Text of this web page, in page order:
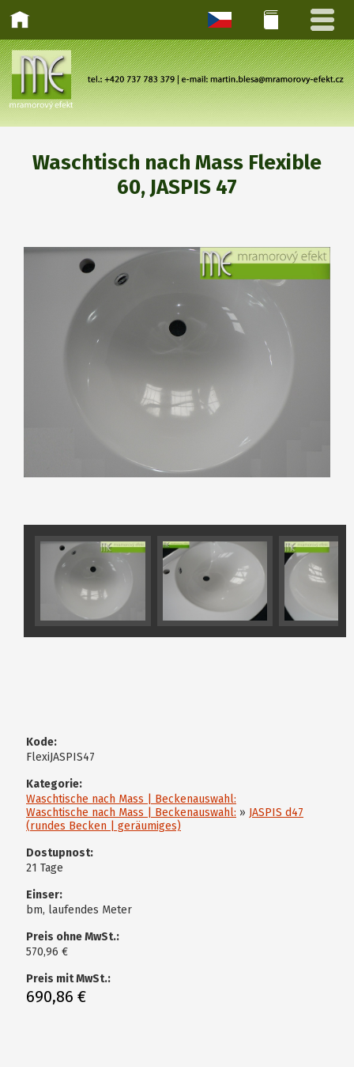
Waschtisch nach Mass Flexible
60, JASPIS 47
Kode:
FlexiJASPIS47
Kategorie:
Waschtische nach Mass | Beckenauswahl:
Waschtische nach Mass | Beckenauswahl: » JASPIS d47
(rundes Becken | geräumiges)
Dostupnost:
21 Tage
Einser:
bm, laufendes Meter
Preis ohne MwSt.:
570,96 €
Preis mit MwSt.:
690,86 €